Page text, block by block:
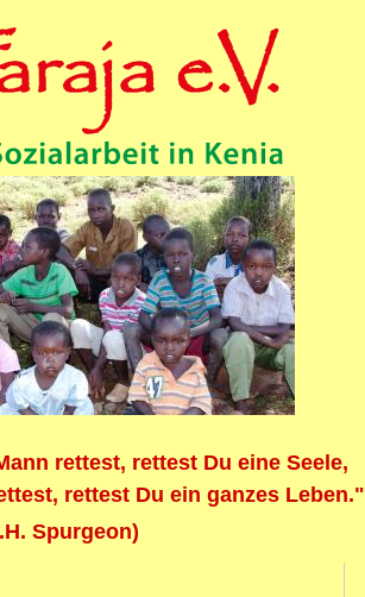
rettest, rettest Du eine Seele,
rettest Du ein ganzes Leben."
Spurgeon)